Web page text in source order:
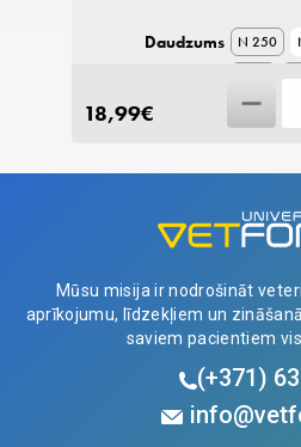
GROZĀ
Daudzums N 250
N
18,99€
Plus
Mūsu misija ir nodrošināt
aprīkojumu, līdzekļiem un
saviem pacientiem
(+371)